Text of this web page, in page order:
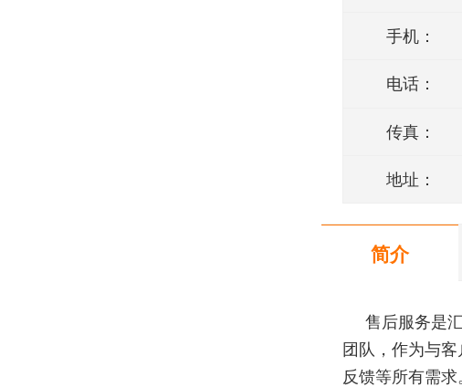
手机：
电话：
传真：
地址：
简介
售后服务是
团队，作为与
反馈等所有需